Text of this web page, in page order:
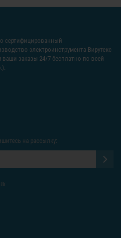
сертифицированный
электроинструмента Вирутекс
заказы 24/7 бесплатно по всей
на рассылку: